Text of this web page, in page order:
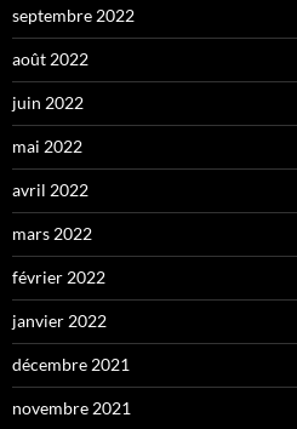
septembre 2022
août 2022
juin 2022
mai 2022
avril 2022
mars 2022
février 2022
janvier 2022
décembre 2021
novembre 2021